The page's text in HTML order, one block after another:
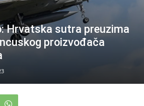
Hrvatska sutra preuzima
proizvođača